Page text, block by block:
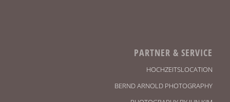
PARTNER & SERVICE
HOCHZEITSLOCATION
BERND ARNOLD PHOTOGRAPHY